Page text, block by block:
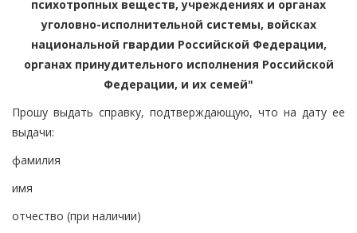
психотропных веществ, учреждениях и органах
уголовно-исполнительной системы, войсках
национальной гвардии Российской Федерации,
органах принудительного исполнения Российской
Федерации, и их семей"
Прошу выдать справку, подтверждающую, что на дату ее
выдачи:
фамилия
имя
отчество (при наличии)